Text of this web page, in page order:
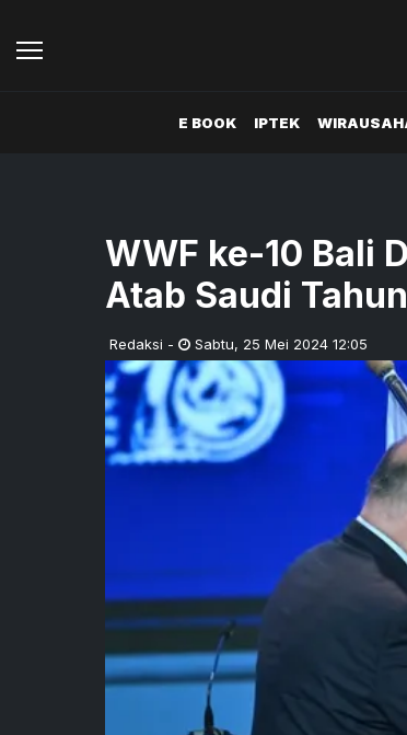
E BOOK IPTEK
WWF ke-10 Bali
Atab Saudi
Redaksi - Sabtu, 25 Mei 2024 12:05